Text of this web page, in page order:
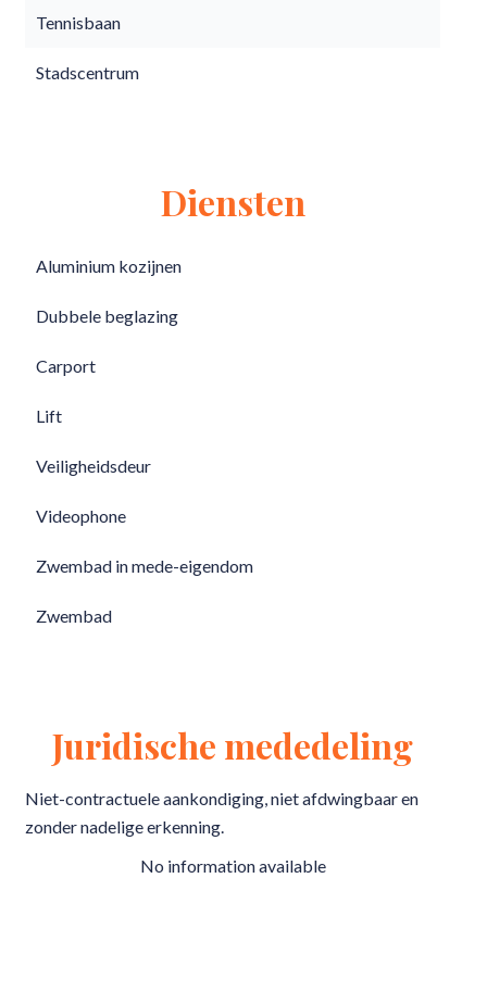
Tennisbaan
Stadscentrum
Diensten
Aluminium kozijnen
Dubbele beglazing
Carport
Lift
Veiligheidsdeur
Videophone
Zwembad in mede-eigendom
Zwembad
Juridische mededeling
Niet-contractuele aankondiging, niet afdwingbaar en
zonder nadelige erkenning.
No information available